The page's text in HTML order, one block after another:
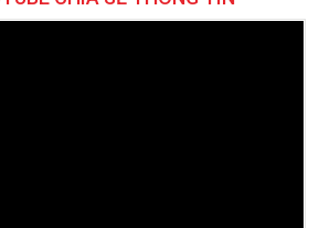
CHIA SẺ THÔNG TIN